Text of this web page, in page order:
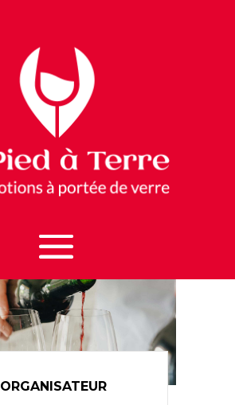
ORGANISATEUR